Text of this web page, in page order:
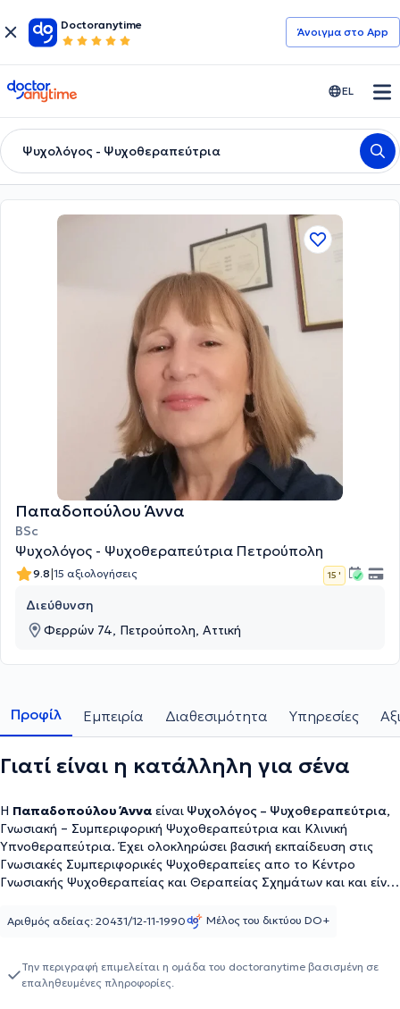
Doctoranytime
Άνοιγμα στο App
doctoranytime EL
Ψυχολόγος - Ψυχοθεραπεύτρια
Παπαδοπούλου Άννα
BSc
Ψυχολόγος - Ψυχοθεραπεύτρια Πετρούπολη
9.8|15 αξιολογήσεις 15 '
Διεύθυνση
Φερρών 74, Πετρούπολη, Αττική
Προφίλ Εμπειρία Διαθεσιμότητα Υπηρεσίες
Γιατί είναι η κατάλληλη για σένα
Η Παπαδοπούλου Άννα είναι Ψυχολόγος – Ψυχοθεραπεύτρια,
Γνωσιακή – Συμπεριφορική Ψυχοθεραπεύτρια και Κλινική
Υπνοθεραπεύτρια. Έχει ολοκληρώσει βασική εκπαίδευση στις
Γνωσιακές Συμπεριφορικές Ψυχοθεραπείες απο το Κέντρο
Γνωσιακής Ψυχοθεραπείας και Θεραπείας Σχημάτων και και είναι
εξειδίκευσης στην Κλινική Ύπνωση από το Κέντρο Ψυχοθεραπείας
διαφορετικών θεραπευτικών προσεγγίσεων όπως το
Μετεκπαιδευτικό Πρόγραμμα Ψυχαναλυτικής Ψυχοθεραπείας με
Αριθμός αδείας: 20431/12-11-1990 Μέλος του δικτύου DO+
Την περιγραφή επιμελείται η ομάδα του doctoranytime βασισμένη σε
επαληθευμένες πληροφορίες.